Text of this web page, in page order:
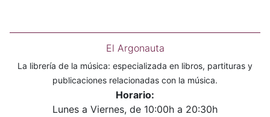
El Argonauta
La librería de la música: especializada en libros, partituras y
publicaciones relacionadas con la música.
Horario:
Lunes a Viernes, de 10:00h a 20:30h